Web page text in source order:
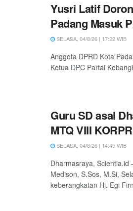
Yusri Latif
Padang Masuk
SELASA, 04/8/26 | 17:22 WIB
Anggota DPRD Kota
Ketua DPC Partai
Guru SD asal
MTQ VIII
SELASA, 04/8/26 | 14:45 WIB
Dharmasraya,
Medison, S.Sos, M.Si,
keberangkatan Hj. Egi